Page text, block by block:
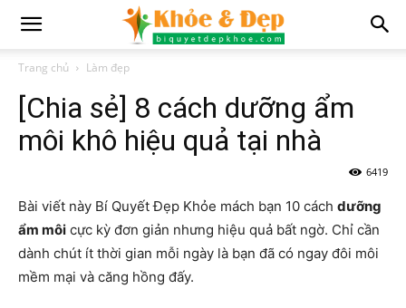
Trang chủ Làm đẹp
[Chia sẻ] 8 cách dưỡng ẩm
môi khô hiệu quả tại nhà
6419
Bài viết này Bí Quyết Đẹp Khỏe mách bạn 10 cách dưỡng
ẩm môi cực kỳ đơn giản nhưng hiệu quả bất ngờ. Chỉ cần
dành chút ít thời gian mỗi ngày là bạn đã có ngay đôi môi
mềm mại và căng hồng đấy.